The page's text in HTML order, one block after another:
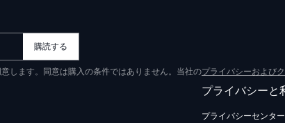
購読する
します。同意は購入の条件ではありません。当社のプライバシーおよび
プライバシーと
プライバシーセンター